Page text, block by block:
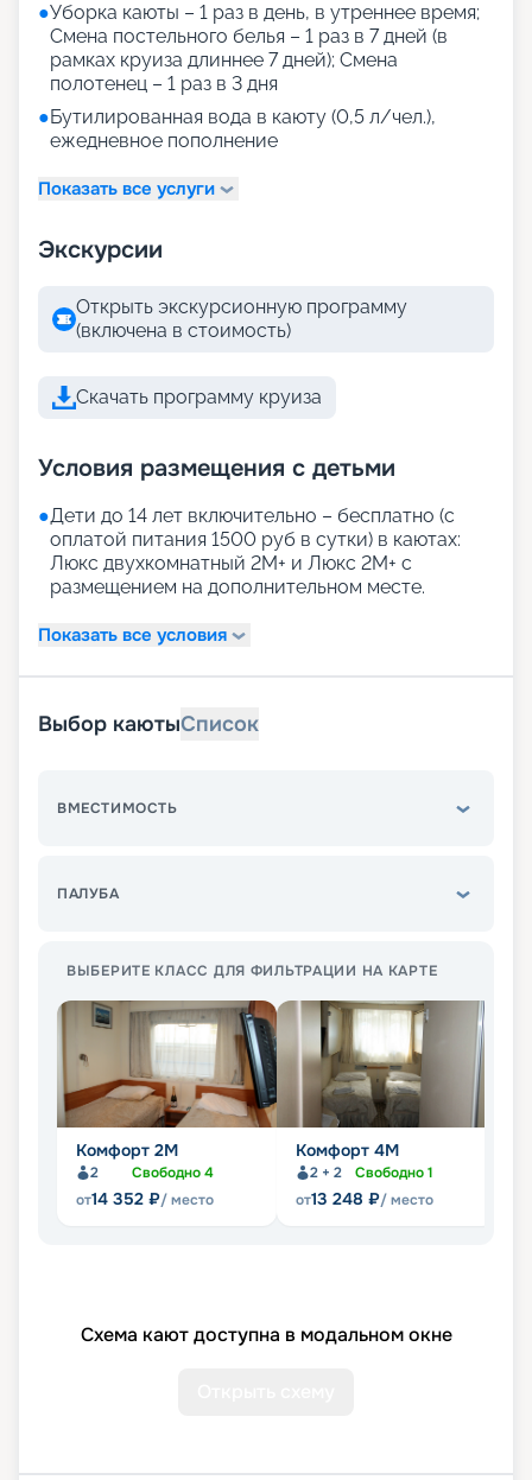
●Уборка каюты – 1 раз в день, в утреннее время;
Смена постельного белья – 1 раз в 7 дней (в
рамках круиза длиннее 7 дней); Смена
полотенец – 1 раз в 3 дня
●Бутилированная вода в каюту (0,5 л/чел.),
ежедневное пополнение
Показать все услуги
Экскурсии
Открыть экскурсионную программу
(включена в стоимость)
Скачать программу круиза
Условия размещения с детьми
●Дети до 14 лет включительно – бесплатно (с
оплатой питания 1500 руб в сутки) в каютах:
Люкс двухкомнатный 2М+ и Люкс 2М+ с
размещением на дополнительном месте.
Показать все условия
Выбор каютыСписок
ВМЕСТИМОСТЬ
ПАЛУБА
ВЫБЕРИТЕ КЛАСС ДЛЯ ФИЛЬТРАЦИИ НА КАРТЕ
Комфорт 2M
2 Свободно4
от14 352 ₽/ место
Комфорт 4M
2 + 2 Свободно1
от13 248 ₽/ место
Схема кают доступна в модальном окне